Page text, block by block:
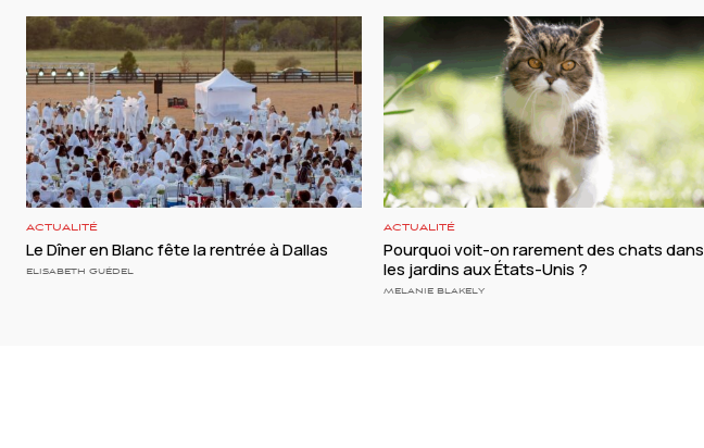
ACTUALITÉ
Le Dîner en Blanc fête la rentrée à Dallas
ELISABETH GUÉDEL
ACTUALITÉ
Pourquoi voit-on rarement des chats dans
les jardins aux États-Unis ?
MELANIE BLAKELY